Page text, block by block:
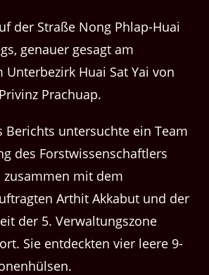
der Straße Nong Phlap-Huai
genauer gesagt am
Huai Sat Yai von
Prachuap.
Berichts untersuchte ein Team
des Forstwissenschaftlers
zusammen mit dem
Arthit Akkabut und der
der 5. Verwaltungszone
Sie entdeckten vier leere 9-